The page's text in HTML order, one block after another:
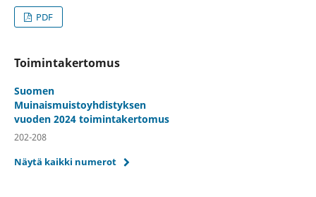
PDF
Toimintakertomus
Suomen
Muinaismuistoyhdistyksen
vuoden 2024 toimintakertomus
202-208
Näytä kaikki numerot